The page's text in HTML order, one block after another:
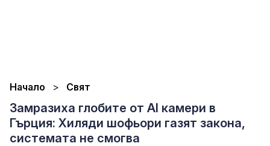
Начало Свят
Замразиха глобите от AI камери в
Гърция: Хиляди шофьори газят закона,
системата не смогва